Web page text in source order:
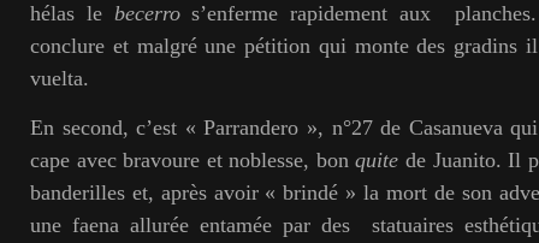
hélas le becerros’enferme rapidement aux
conclure et malgré une pétition qui monte des gradins
vuelta.
En second, c’est « Parrandero », n°27 de Casanueva
cape avec bravoure et noblesse, bonquite de Juanito. Il
banderilles et, après avoir « brindé » la mort de son
une faena allurée entamée par des statuaires